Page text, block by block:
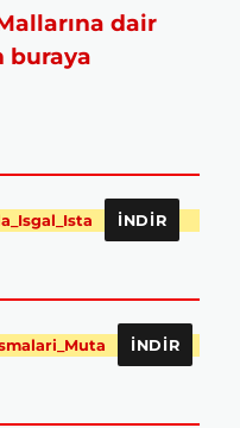
dair
buraya
İNDIR
İNDIR